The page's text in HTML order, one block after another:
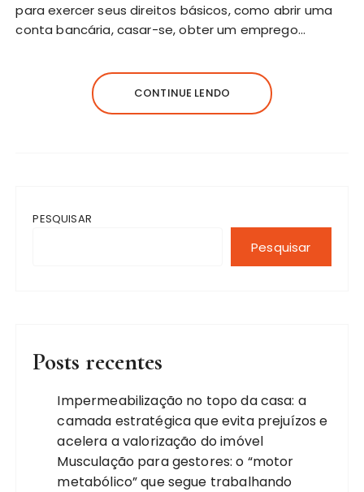
para exercer seus direitos básicos, como abrir uma
conta bancária, casar-se, obter um emprego…
CONTINUE LENDO
PESQUISAR
Pesquisar
Posts recentes
Impermeabilização no topo da casa: a
camada estratégica que evita prejuízos e
acelera a valorização do imóvel
Musculação para gestores: o “motor
metabólico” que segue trabalhando